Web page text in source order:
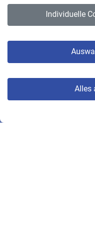
Individuelle
Alles
Erklärung zur Barrierefreiheit
© VBL 2026